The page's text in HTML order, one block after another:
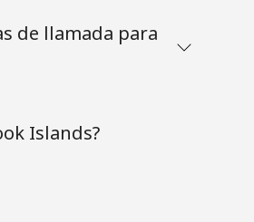
de llamada para
Islands?